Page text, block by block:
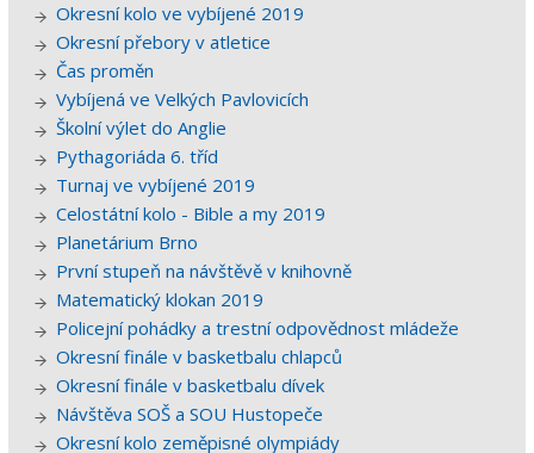
Okresní kolo ve vybíjené 2019
Okresní přebory v atletice
Čas proměn
Vybíjená ve Velkých Pavlovicích
Školní výlet do Anglie
Pythagoriáda 6. tříd
Turnaj ve vybíjené 2019
Celostátní kolo - Bible a my 2019
Planetárium Brno
První stupeň na návštěvě v knihovně
Matematický klokan 2019
Policejní pohádky a trestní odpovědnost mládeže
Okresní finále v basketbalu chlapců
Okresní finále v basketbalu dívek
Návštěva SOŠ a SOU Hustopeče
Okresní kolo zeměpisné olympiády